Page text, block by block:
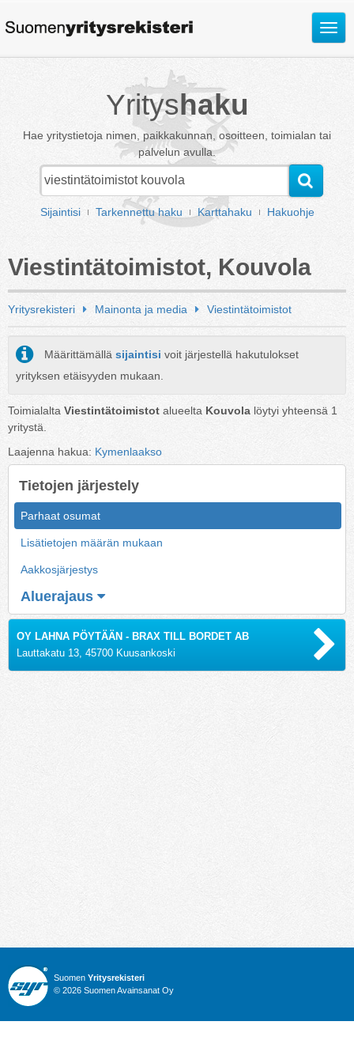
Avaa
Yrityshaku
Hae yritystietoja nimen, paikkakunnan, osoitteen, toimialan tai
palvelun avulla.
Sijaintisi Tarkennettu haku Karttahaku Hakuohje
Viestintätoimistot, Kouvola
Yritysrekisteri Mainonta ja media Viestintätoimistot
Määrittämällä sijaintisi voit järjestellä hakutulokset
yrityksen etäisyyden mukaan.
Toimialalta Viestintätoimistot alueelta Kouvola löytyi yhteensä 1
yritystä.
Laajenna hakua: Kymenlaakso
Tietojen järjestely
Parhaat osumat
Lisätietojen määrän mukaan
Aakkosjärjestys
Aluerajaus
OY LAHNA PÖYTÄÄN - BRAX TILL BORDET AB
Lauttakatu 13, 45700 Kuusankoski
Suomen Yritysrekisteri
© 2026 Suomen Avainsanat Oy